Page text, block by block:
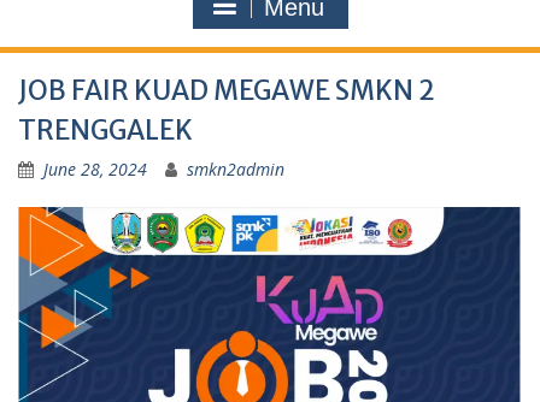
Menu
JOB FAIR KUAD MEGAWE SMKN 2
TRENGGALEK
June 28, 2024 smkn2admin